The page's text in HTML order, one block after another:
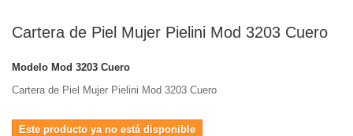
Cartera de Piel Mujer Pielini Mod 3203 Cuero
Modelo Mod 3203 Cuero
Cartera de Piel Mujer Pielini Mod 3203 Cuero
Este producto ya no está disponible